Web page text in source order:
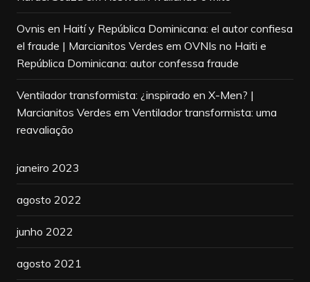
Ovnis en Haití y República Dominicana: el autor confiesa
el fraude | Marcianitos Verdes em OVNIs no Haiti e
República Dominicana: autor confessa fraude
Ventilador transformista: ¿inspirado en X-Men? |
Marcianitos Verdes em Ventilador transformista: uma
reavaliação
janeiro 2023
agosto 2022
junho 2022
agosto 2021